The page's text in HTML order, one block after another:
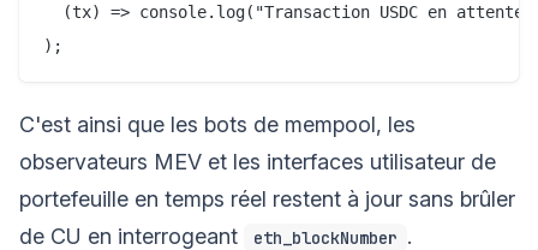
(tx) => console.log("Transaction USDC en attente
C'est ainsi que les bots de mempool, les
observateurs MEV et les interfaces utilisateur de
portefeuille en temps réel restent à jour sans brûler
de CU en interrogeant
eth_blockNumber .